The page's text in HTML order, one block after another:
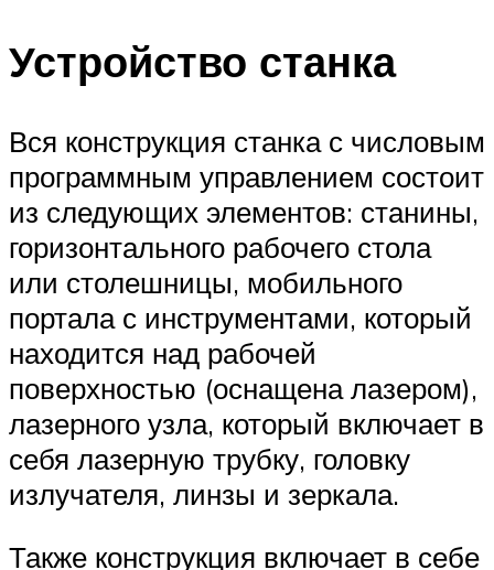
Устройство станка
Вся конструкция станка с числовым
программным управлением состоит
из следующих элементов: станины,
горизонтального рабочего стола
или столешницы, мобильного
портала с инструментами, который
находится над рабочей
поверхностью (оснащена лазером),
лазерного узла, который включает в
себя лазерную трубку, головку
излучателя, линзы и зеркала.
Также конструкция включает в себе